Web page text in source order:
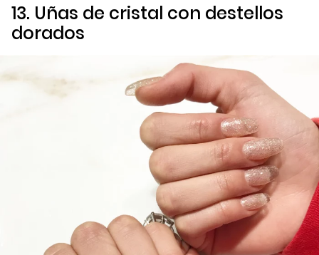
13. Uñas de cristal con destellos
dorados